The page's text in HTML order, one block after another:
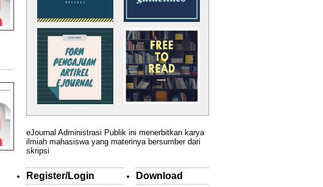
eJournal Administrasi Publik ini menerbitkan karya
ilmiah mahasiswa yang materinya bersumber dari
skripsi
Register/Login Download